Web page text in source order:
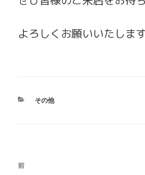
よろしくお願いいたします
カ
その他
投
前
前